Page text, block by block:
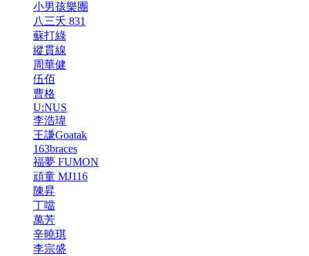
小男孩樂團
八三夭 831
蘇打綠
縱貫線
周華健
伍佰
曹格
U:NUS
李浩瑋
王謙Goatak
163braces
福夢 FUMON
頑童 MJ116
陳昇
丁噹
萬芳
辛曉琪
李宗盛